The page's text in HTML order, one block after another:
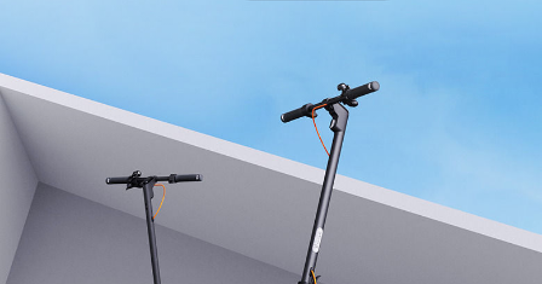
Dimensioni e peso
Dimensioni del prodotto - Non piegato
1158,5 × 570 × 1252 mm